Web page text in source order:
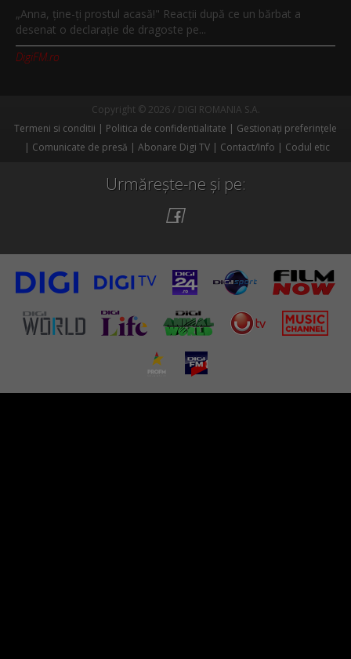
„Anna, ţine-ţi prostul acasă!" Reacţii după ce un bărbat a
desenat o declaraţie de dragoste pe...
DigiFM.ro
Copyright © 2026 / DIGI ROMANIA S.A.
Termeni si conditii
Politica de confidentialitate
Gestionați preferințele
Comunicate de presă
Abonare Digi TV Contact/Info Codul etic
Urmărește-ne și pe: